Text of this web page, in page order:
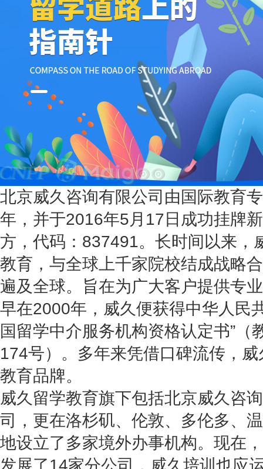
北京威久咨询有限公司由国际教育
年，并于2016年5月17日成功挂牌
方，代码：837491。长时间以来，
教育，与全球上千家院校结成战略
遍及全球。旨在为广大客户提供专
早在2000年，威久便获得中华人民
国留学中介服务机构资格认定书”（
174号）。多年来凭借口碑流传，
教育品牌。
威久留学教育旗下包括北京威久咨
司，更在洛杉矶、伦敦、多伦多、
地设立了多家境外办事机构。现在
发展了14家分公司，威久培训也应